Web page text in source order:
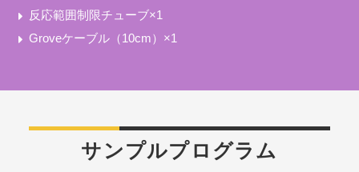
反応範囲制限チューブ×1
Groveケーブル（10cm）×1
サンプルプログラム